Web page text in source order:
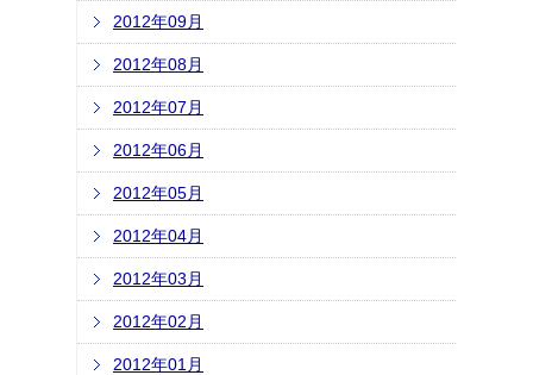
2012年09月
2012年08月
2012年07月
2012年06月
2012年05月
2012年04月
2012年03月
2012年02月
2012年01月